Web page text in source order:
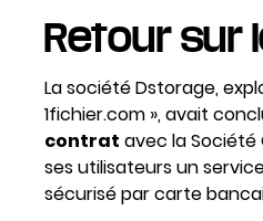
Retour sur
La société Dstorage,
1fichier.com », avait
contrat avec la
ses utilisateurs un
sécurisé par carte